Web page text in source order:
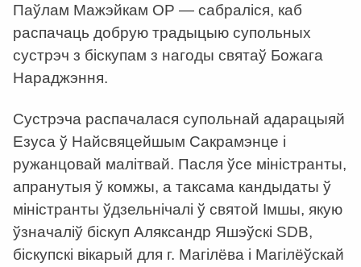
Паўлам Мажэйкам ОР — сабраліся, каб
распачаць добрую традыцыю супольных
сустрэч з біскупам з нагоды святаў Божага
Нараджэння.
Сустрэча распачалася супольнай адарацыяй
Езуса ў Найсвяцейшым Сакрамэнце і
ружанцовай малітвай. Пасля ўсе міністранты,
апранутыя ў комжы, а таксама кандыдаты ў
міністранты ўдзельнічалі ў святой Імшы, якую
ўзначаліў біскуп Аляксандр Яшэўскі SDB,
біскупскі вікарый для г. Магілёва і Магілёўскай